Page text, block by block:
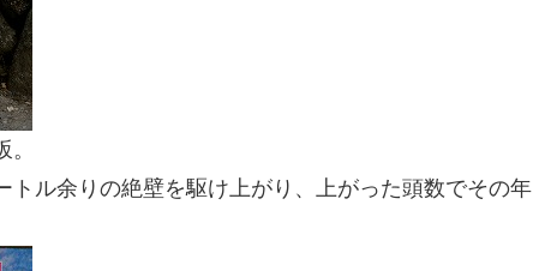
ル余りの絶壁を駆け上がり、上がった頭数でその年